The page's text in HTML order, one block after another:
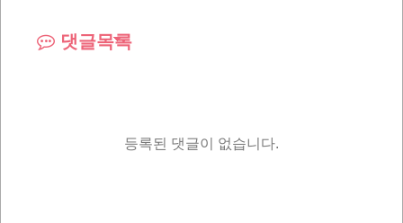
댓글목록
등록된 댓글이 없습니다.